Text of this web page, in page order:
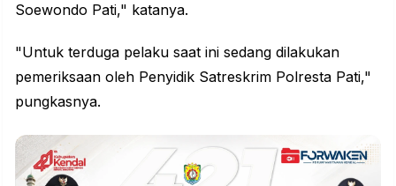
Soewondo Pati," katanya.
"Untuk terduga pelaku saat ini sedang dilakukan
pemeriksaan oleh Penyidik Satreskrim Polresta Pati,"
pungkasnya.